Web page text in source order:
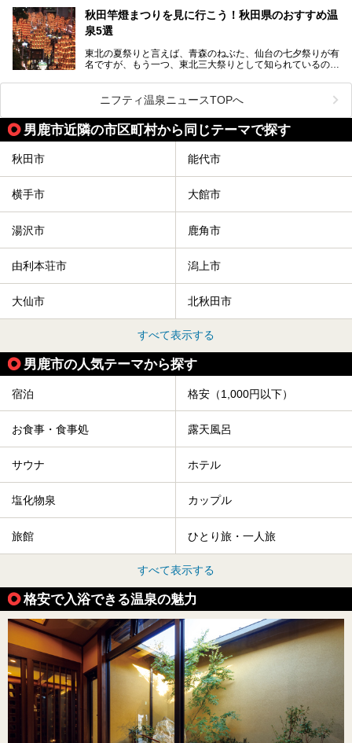
こだわりを持つ施設も増えています。
今回はそんな今話題のサウナが楽しめる、秋田県内にあるオ
ススメ温泉・銭湯・スパを10件まとめてご紹介します。
秋田竿燈まつりを見に行こう！秋田県のおすすめ温
泉5選
東北の夏祭りと言えば、青森のねぶた、仙台の七夕祭りが有
名ですが、もう一つ、東北三大祭りとして知られているのが
毎年8月3日から6日に行われる「秋田竿燈まつり」は、たく
さんの提灯をぶらさげた大きな竿燈を「ドッコイショ」の掛
け声にあわせて秋田駅周辺を練り歩きます。
竿燈の数は230本、１万個の提灯がまるで天の川のように連
なり、秋田の夜を照らします。
竿燈まつりを見た後は、秋田の温泉で骨休め。秋田美人を生
ニフティ温泉ニュースTOPへ
男鹿市近隣の市区町村から同じテーマで探す
秋田市 能代市
横手市 大館市
湯沢市 鹿角市
由利本荘市 潟上市
大仙市 北秋田市
すべて表示する
男鹿市の人気テーマから探す
宿泊 格安（1,000円以下）
お食事・食事処 露天風呂
サウナ ホテル
塩化物泉 カップル
旅館 ひとり旅・一人旅
すべて表示する
格安で入浴できる温泉の魅力